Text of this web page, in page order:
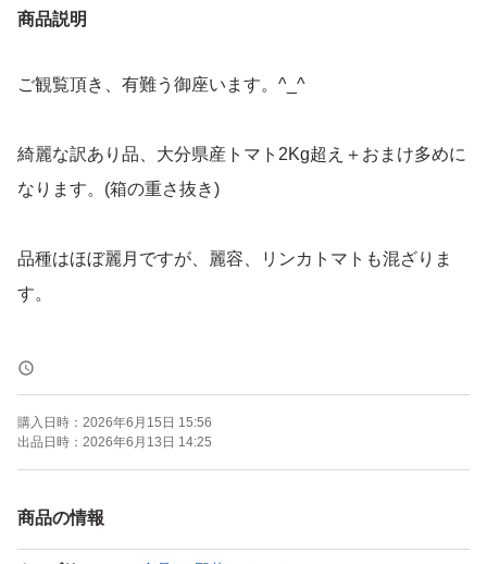
商品説明
ご観覧頂き、有難う御座います。^_^
綺麗な訳あり品、大分県産トマト2Kg超え＋おまけ多めに
なります。(箱の重さ抜き)
品種はほぼ麗月ですが、麗容、リンカトマトも混ざりま
す。
変形、傷、大きい、小さい等のトマトになります。
到着までにもっと熟します♪
購入日時： 2026年6月15日 15:56
出品日時： 2026年6月13日 14:25
商品の情報